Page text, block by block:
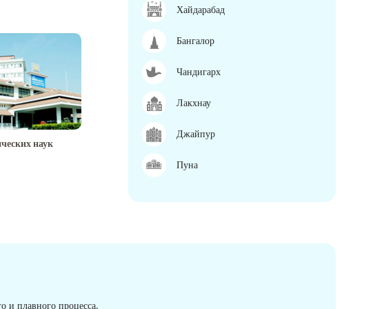
наук
Хайдарабад
Бангалор
Чандигарх
Лакхнау
Джайпур
Пуна
и плавного процесса.